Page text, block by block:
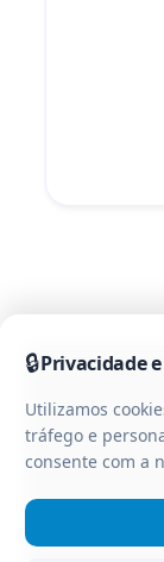
🔒Privacidade
Utilizamos
tráfego e
consente com a